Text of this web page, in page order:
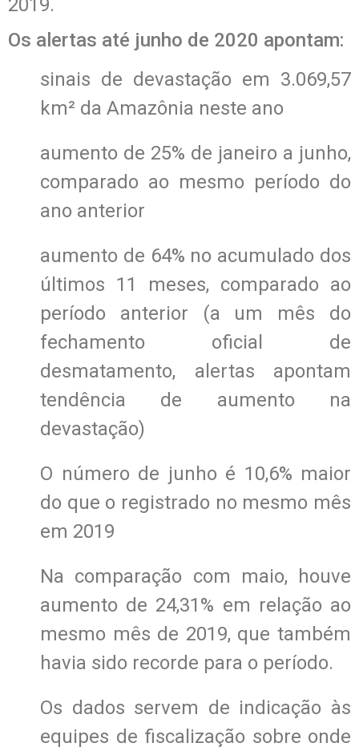
2019.
Os alertas até junho de 2020 apontam:
sinais de devastação em 3.069,57
km² da Amazônia neste ano
aumento de 25% de janeiro a junho,
comparado ao mesmo período do
ano anterior
aumento de 64% no acumulado dos
últimos 11 meses, comparado ao
período anterior (a um mês do
fechamento oficial de
desmatamento, alertas apontam
tendência de aumento na
devastação)
O número de junho é 10,6% maior
do que o registrado no mesmo mês
em 2019
Na comparação com maio, houve
aumento de 24,31% em relação ao
mesmo mês de 2019, que também
havia sido recorde para o período.
Os dados servem de indicação às
equipes de fiscalização sobre onde